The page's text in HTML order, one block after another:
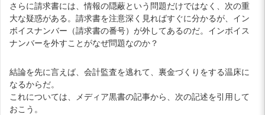
さらに請求書には、情報の隠蔽という問題だけではなく、次の重
大な疑惑がある。請求書を注意深く見ればすぐに分かるが、イン
ボイスナンバー（請求書の番号）が外してあるのだ。インボイス
ナンバーを外すことがなぜ問題なのか？
結論を先に言えば、会計監査を逃れて、裏金づくりをする温床に
なるからだ。
これについては、メディア黒書の記事から、次の記述を引用して
おこう。